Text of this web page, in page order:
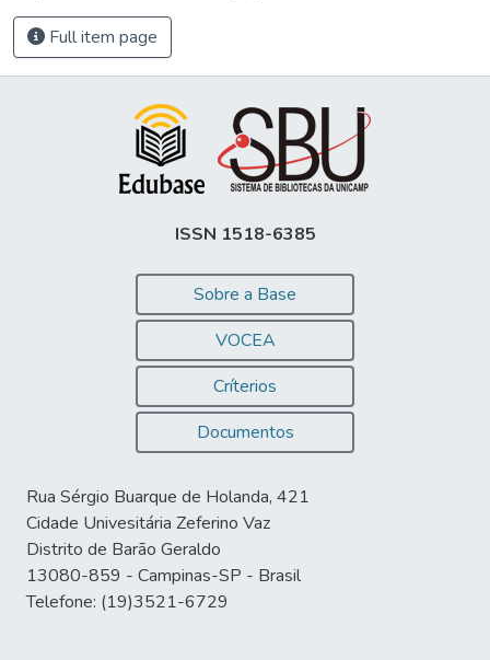
Full item page
ISSN 1518-6385
Sobre a Base
VOCEA
Críterios
Documentos
Rua Sérgio Buarque de Holanda, 421
Cidade Univesitária Zeferino Vaz
Distrito de Barão Geraldo
13080-859 - Campinas-SP - Brasil
Telefone: (19)3521-6729